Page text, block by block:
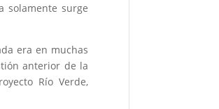
solamente surge
era en muchas
anterior de la
Río Verde,